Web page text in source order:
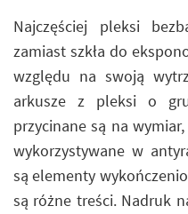
Najczęściej pleksi
zamiast szkła do
względu na swoją
arkusze z pleksi o
przycinane są na
wykorzystywane w
są elementy
są różne treści. Nadruk